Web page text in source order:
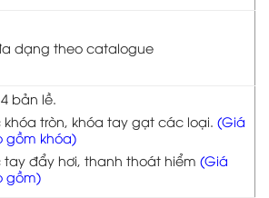
dạng theo catalogue
bản lề.
khóa tròn, khóa tay gạt các loại. (Giá
gồm khóa)
tay đẩy hơi, thanh thoát hiểm (Giá
gồm)